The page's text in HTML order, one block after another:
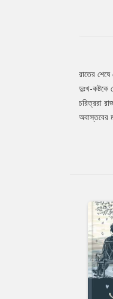
রাতের
দুঃখ-কষ্টকে
চরিত্ররা
অবাস্তবের